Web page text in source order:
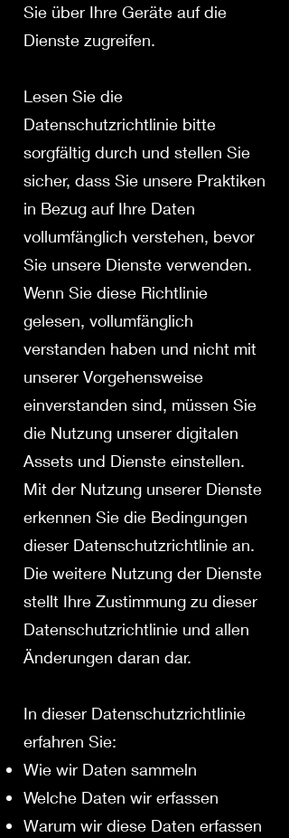
Sie über Ihre Geräte auf die
Dienste zugreifen.
Lesen Sie die
Datenschutzrichtlinie bitte
sorgfältig durch und stellen Sie
sicher, dass Sie unsere Praktiken
in Bezug auf Ihre Daten
vollumfänglich verstehen, bevor
Sie unsere Dienste verwenden.
Wenn Sie diese Richtlinie
gelesen, vollumfänglich
verstanden haben und nicht mit
unserer Vorgehensweise
einverstanden sind, müssen Sie
die Nutzung unserer digitalen
Assets und Dienste einstellen.
Mit der Nutzung unserer Dienste
erkennen Sie die Bedingungen
dieser Datenschutzrichtlinie an.
Die weitere Nutzung der Dienste
stellt Ihre Zustimmung zu dieser
Datenschutzrichtlinie und allen
Änderungen daran dar.
In dieser Datenschutzrichtlinie
erfahren Sie:
Wie wir Daten sammeln
Welche Daten wir erfassen
Warum wir diese Daten erfassen